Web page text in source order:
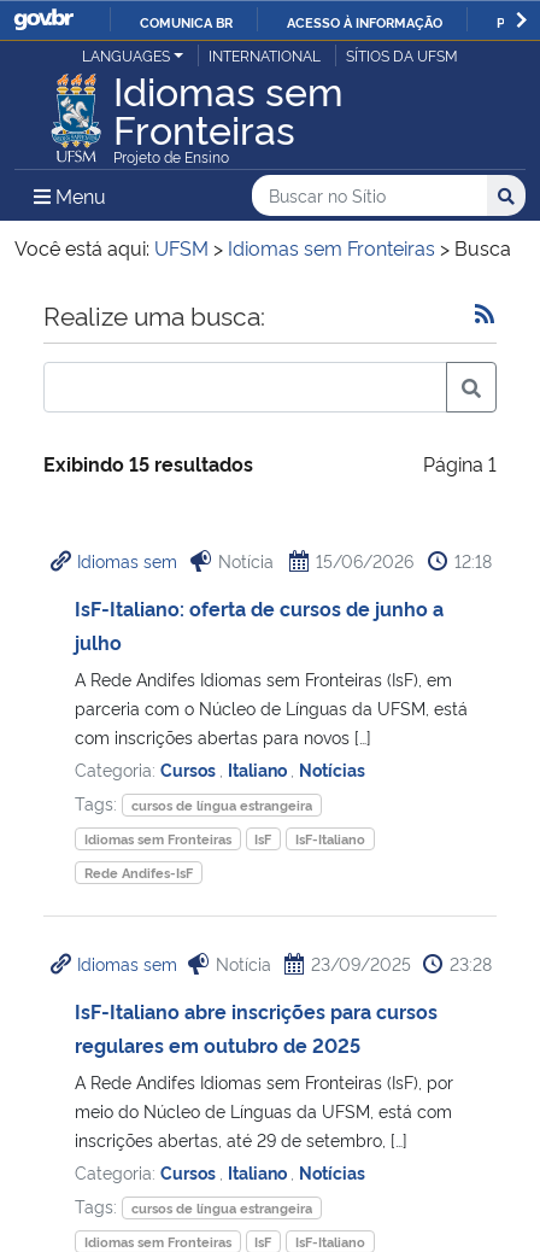
IR
PARA
O
COMUNICA BR ACESSO À INFORMAÇÃO
Ministério da Justiça e Segurança Pública
Ministério da Defesa
Ministério das Relações Exteriores
Ministério da Economia
Ministério da Infraestrutura
Ministério da Cidadania
Ministério de Minas e Energia
Ministério da Ciência, Tecnologia, Inovações e Comunicações
Ministério do Meio Ambiente
Ministério do Turismo
Controladoria-Geral da União
Ministério da Mulher, da Família e dos Direitos Humanos
Secretaria-Geral
Secretaria de Governo
LANGUAGES INTERNATIONAL SÍTIOS DA UFSM
Idiomas sem
Fronteiras
Projeto de Ensino
Menu Menu Principal do Sítio
Busca
Buscar no no Sítio
Busca:
Você está aqui: UFSM > Idiomas sem Fronteiras > Busca
Início do conteúdo
Realize uma busca:
Exibindo 15 resultados Página 1
Idiomas sem Notícia 15/06/2026 12:18
IsF-Italiano: oferta de cursos de junho a
julho
A Rede Andifes Idiomas sem Fronteiras (IsF), em
parceria com o Núcleo de Línguas da UFSM, está
com inscrições abertas para novos […]
Categoria: Cursos Italiano Notícias
Tags:
cursos de língua estrangeira
Idiomas sem Fronteiras
IsF
IsF-Italiano
Rede Andifes-IsF
Idiomas sem Notícia 23/09/2025 23:28
IsF-Italiano abre inscrições para cursos
regulares em outubro de 2025
A Rede Andifes Idiomas sem Fronteiras (IsF), por
meio do Núcleo de Línguas da UFSM, está com
inscrições abertas, até 29 de setembro, […]
Categoria: Cursos Italiano Notícias
Tags:
cursos de língua estrangeira
Idiomas sem Fronteiras
IsF
IsF-Italiano